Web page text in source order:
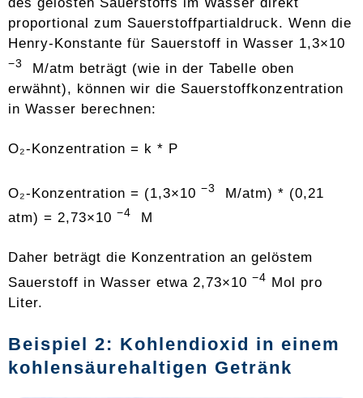
proportional zum Sauerstoffpartialdruck. Wenn die
Henry-Konstante für Sauerstoff in Wasser 1,3×10
−3
M/atm beträgt (wie in der Tabelle oben
erwähnt), können wir die Sauerstoffkonzentration
in Wasser berechnen:
O₂-Konzentration = k * P
O₂-Konzentration = (1,3×10 −3
M/atm) * (0,21
atm) = 2,73×10 −4 M
Daher beträgt die Konzentration an gelöstem
Sauerstoff in Wasser etwa 2,73×10 −4 Mol pro
Liter.
Beispiel 2: Kohlendioxid in einem
kohlensäurehaltigen Getränk